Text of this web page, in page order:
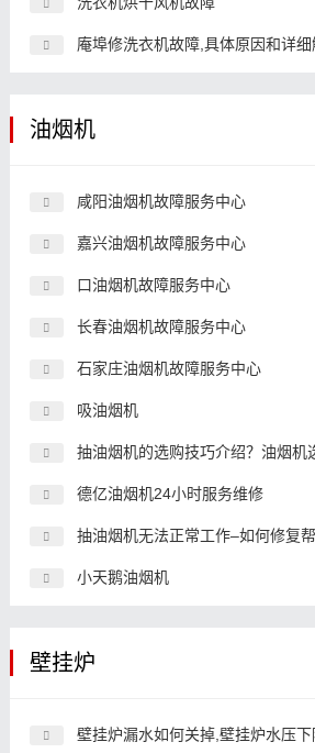
庵埠修洗衣机故障,具体原因和详
油烟机
咸阳油烟机故障服务中心
嘉兴油烟机故障服务中心
口油烟机故障服务中心
长春油烟机故障服务中心
石家庄油烟机故障服务中心
吸油烟机
抽油烟机的选购技巧介绍？油烟机
德亿油烟机24小时服务维修
抽油烟机无法正常工作–如何修复
小天鹅油烟机
壁挂炉
壁挂炉漏水如何关掉,壁挂炉水压